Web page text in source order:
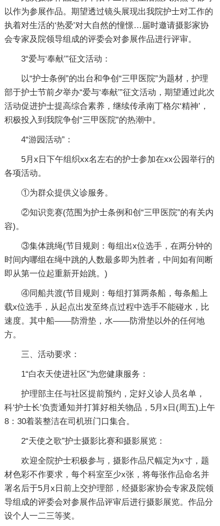
以作为参展作品。期望透过镜头展现出我院护士对工作的
执着对生活的‘热爱’对大自然的憧憬…届时邀请摄影家协
会专家及院领导组成的评委会对参展作品进行评审。
3“爱与‘奉献’”征文活动：
以“护士条例”的出台和争创“三甲医院”为题材，护理
部于护士节前夕举办“爱与‘奉献’”征文活动，期望通过此次
活动促进护士提高综合素养，继续传承南丁格尔‘精神’，
积极投入到我院争创“三甲医院”的热潮中。
4“游园活动”：
5月x日下午组织xx名左右的护士参加在xx公园举行的
各项活动。
①为群众提供义诊服务。
②知识竞赛(范围为护士条例和创“三甲医院”的有关内
容)。
③集体跳绳(节目规则：每组出x位选手，在两分钟的
时间内哪组在绳中跳的人数最多即为胜者，中间如有间断
即从第一位起重新开始跳。)
④同船共渡(节目规则：每组打算两条船，每条船上
载x位选手，从起点出发至终点过程中选手不能碰水，比
速度。其中船——防滑垫，水——防滑垫以外的任何地
方。
三、活动要求：
1“白衣天使进社区”为您健康服务：
护理部主任与社区提前预约，定好义诊人员名单，
科‘护士长’负责通知并打算好相关物品，5月x日(周五)上午
8：30着装整洁在司机班门口集合。
2“天使之歌”护士摄影比赛和摄影展览：
欢迎全院护士积极参与，摄影作品尺幅定为x寸，题
材色彩不作要求，每个科室至少x张，将每张作品命名并
署名后于5月x日前上交护理部，经摄影家协会专家及院领
导组成的评委会对参展作品评审后进行摄影展览。作品分
设个人一二三等奖。